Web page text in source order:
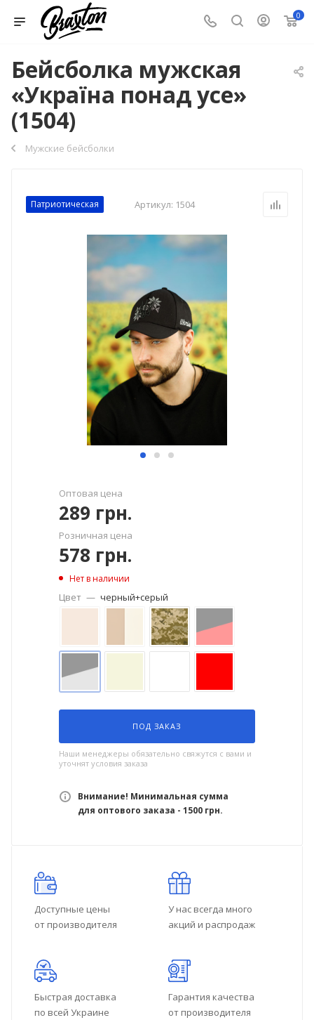
0
Бейсболка мужская
«Україна понад усе»
(1504)
Мужские бейсболки
Патриотическая Артикул: 1504
Оптовая цена
289 грн.
Розничная цена
578 грн.
Нет в наличии
Цвет — черный+серый
ПОД ЗАКАЗ
Наши менеджеры обязательно свяжутся с вами и
уточнят условия заказа
Внимание! Минимальная сумма
для оптового заказа - 1500 грн.
Доступные цены
от производителя
У нас всегда много
акций и распродаж
Быстрая доставка
по всей Украине
Гарантия качества
от производителя